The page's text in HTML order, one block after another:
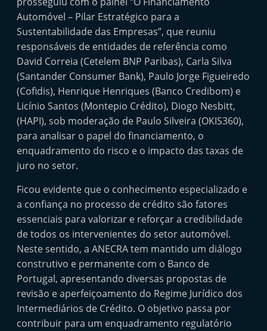
Automóvel – Pilar Estratégico para a
Sustentabilidade das Empresas”, que reuniu
responsáveis de entidades de referência como
David Correia (Cetelem BNP Paribas), Carla Silva
(Santander Consumer Bank), Paulo Jorge Figueiredo
(Cofidis), Henrique Henriques (Banco Credibom) e
Licínio Santos (Montepio Crédito), Diogo Nesbitt,
(HAPI), sob moderação de Paulo Silveira (OKIS360),
para analisar o papel do financiamento, o
enquadramento do risco e o impacto das taxas de
juro no setor.
Ficou evidente que o conhecimento especializado e
a confiança no processo de crédito são fatores
essenciais para valorizar e reforçar a credibilidade
de todos os intervenientes do setor automóvel.
Neste sentido, a ANECRA tem mantido um diálogo
construtivo e permanente com o Banco de
Portugal, apresentando diversas propostas de
revisão e aperfeiçoamento do Regime Jurídico dos
Intermediários de Crédito. O objetivo passa por
contribuir para um enquadramento regulatório